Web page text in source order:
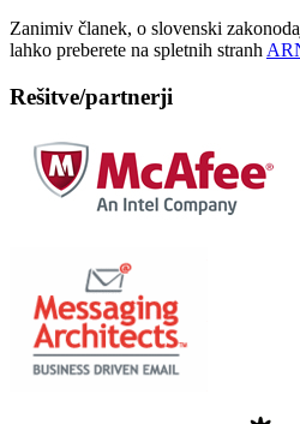
Zanimiv članek, o slovenski
lahko preberete na spletnih stranh
Rešitve/partnerji